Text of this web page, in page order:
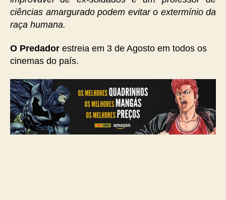
ciências amargurado podem evitar o extermínio da
raça humana.
O Predador estreia em 3 de Agosto em todos os
cinemas do país.